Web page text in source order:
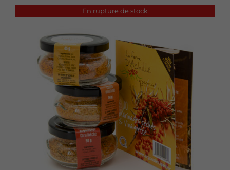
En rupture de stock